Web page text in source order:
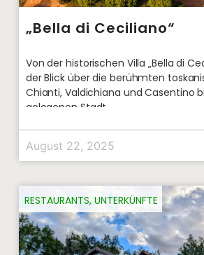
„Bella di Ceciliano“
Von der historischen Villa „Bella di
der Blick über die berühmten
Chianti, Valdichiana und Casentino
gelegenen Stadt
August 22, 2025
RESTAURANTS, UNTERKÜNFTE